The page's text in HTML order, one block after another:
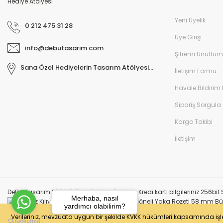
Verileriniz, mevzuata uygun bir şekilde KVKK hükümleri kapsamında
0 212 475 31 28
info@debutasarim.com
Sana Özel Hediyelerin Tasarım Atölyesi...
Yeni Üyelik
Üye Girişi
Şifremi Unuttum
İletişim Formu
Havale Bildirim
Sipariş Sorgula
Kargo Takibi
İletişim
DeBu Tasarım 2024 © Tüm Hakları Saklıdır. Kredi kartı bilgileriniz 256bit
Merhaba, nasıl
yardımcı olabilirim?